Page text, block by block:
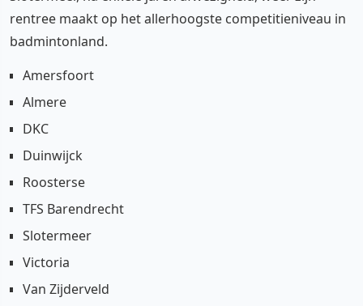
rentree maakt op het allerhoogste competitieniveau in
badmintonland.
Amersfoort
Almere
DKC
Duinwijck
Roosterse
TFS Barendrecht
Slotermeer
Victoria
Van Zijderveld